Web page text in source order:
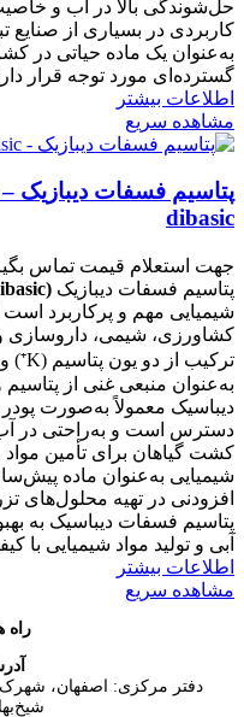
حل‌شوندگی بالا در آب و
کاربردی در بسیاری از صنایع
به‌عنوان یک ماده حیاتی در
گسترده‌ای مورد توجه قرار
اطلاعات بیشتر
مشاهده سریع
dibasic
جهت استعلام قیمت تماس
پتاسیم فسفات دیبازیک (Potassium Phosphate Dibasic)
شیمیایی مهم و پرکاربرد
کشاورزی، شیمی، داروسازی
به‌عنوان منبعی غنی از
دیباسیک معمولاً به‌صورت
دسترس است و به‌راحتی در
کشت گیاهان برای تأمین
شیمیایی به‌عنوان ماده
افزودنی در تهیه محلول‌های
آبی و تولید مواد شیمیایی با
اطلاعات بیشتر
مشاهده سریع
راه
دفتر مركزی: اصفهان، شهرک